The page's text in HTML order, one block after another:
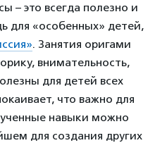
– это всегда полезно и
для «особенных» детей,
. Занятия оригами
внимательность,
для детей всех
что важно для
навыки можно
для создания других